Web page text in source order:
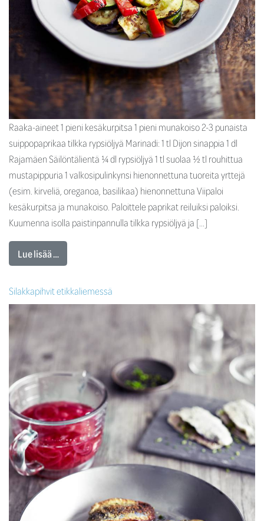
Raaka-aineet 1 pieni kesäkurpitsa 1 pieni munakoiso 2-3 punaista
suippopaprikaa tilkka rypsiöljyä Marinadi: 1 tl Dijon sinappia 1 dl
Rajamäen Säilöntälientä ¼ dl rypsiöljyä 1 tl suolaa ½ tl rouhittua
mustapippuria 1 valkosipulinkynsi hienonnettuna tuoreita yrttejä
(esim. kirveliä, oreganoa, basilikaa) hienonnettuna Viipaloi
kesäkurpitsa ja munakoiso. Paloittele paprikat reiluiksi paloiksi.
Kuumenna isolla paistinpannulla tilkka rypsiöljyä ja […]
Lue lisää …
Silakkapihvit etikkaliemessä